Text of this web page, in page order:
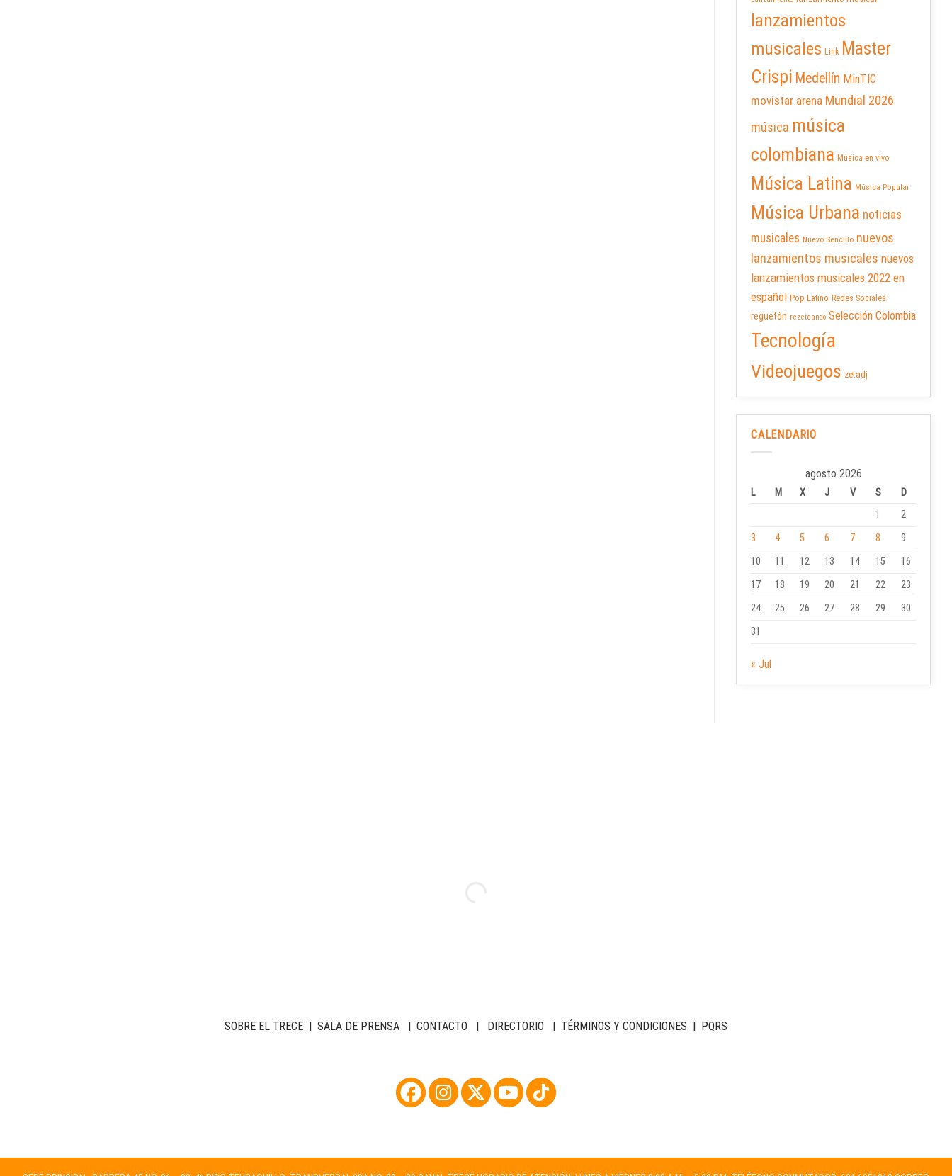
lanzamientos
musicales Link Master
Crispi Medellín MinTIC
movistar arena Mundial 2026
música música
colombiana Música en vivo
Música Latina Música Popular
Música Urbana noticias
musicales Nuevo Sencillo nuevos
lanzamientos musicales nuevos
lanzamientos musicales 2022 en
español Pop Latino Redes Sociales
reguetón rezeteando Selección Colombia
Tecnología
Videojuegos zetadj
CALENDARIO
agosto 2026
L M X J V S
D
1
2
3
4 5 6 7 8
9
10
11 12 13 14 15
16
17
18 19 20 21 22
23
24
25 26 27 28 29
30
31
« Jul
SOBRE EL TRECE | SALA DE PRENSA | CONTACTO | DIRECTORIO | TÉRMINOS Y CONDICIONES | PQRS